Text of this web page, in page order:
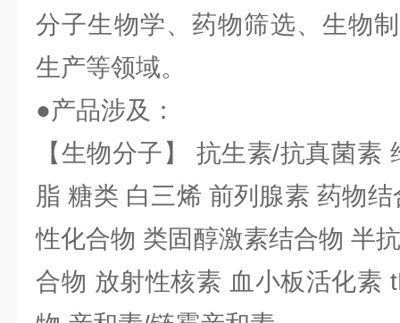
分子生物学、药物筛选、生物
生产等领域。
●产品涉及：
【生物分子】 抗生素/抗真菌素
脂 糖类 白三烯 前列腺素 药物
性化合物 类固醇激素结合物 半
合物 放射性核素 血小板活化素